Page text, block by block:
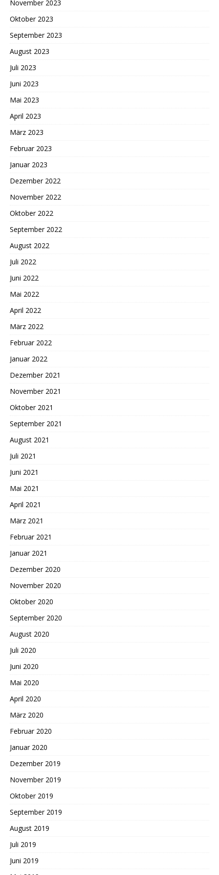
November 2023
Oktober 2023
September 2023
August 2023
Juli 2023
Juni 2023
Mai 2023
April 2023
März 2023
Februar 2023
Januar 2023
Dezember 2022
November 2022
Oktober 2022
September 2022
August 2022
Juli 2022
Juni 2022
Mai 2022
April 2022
März 2022
Februar 2022
Januar 2022
Dezember 2021
November 2021
Oktober 2021
September 2021
August 2021
Juli 2021
Juni 2021
Mai 2021
April 2021
März 2021
Februar 2021
Januar 2021
Dezember 2020
November 2020
Oktober 2020
September 2020
August 2020
Juli 2020
Juni 2020
Mai 2020
April 2020
März 2020
Februar 2020
Januar 2020
Dezember 2019
November 2019
Oktober 2019
September 2019
August 2019
Juli 2019
Juni 2019